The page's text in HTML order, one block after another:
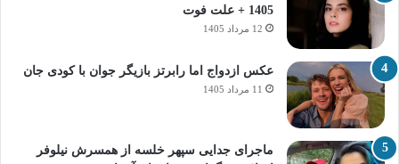
1405 + علت فوت
12 مرداد 1405
عکس ازدواج اما رابرتز بازیگر جوان با کودی جان
11 مرداد 1405
ماجرای جدایی سپهر خلسه از همسرش نیلوفر